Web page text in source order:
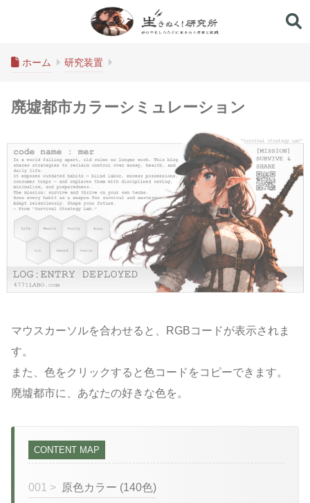
ホーム 研究装置
廃墟都市カラーシミュレーション
マウスカーソルを合わせると、RGBコードが表示されま
す。
また、色をクリックすると色コードをコピーできます。
廃墟都市に、あなたの好きな色を。
CONTENT MAP
001 > 原色カラー (140色)